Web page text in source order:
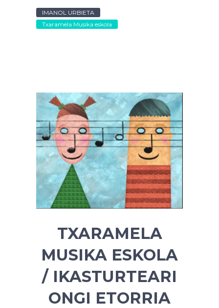
IMANOL URBIETA
Txaramela Musika eskola
TXARAMELA
MUSIKA ESKOLA
/ IKASTURTEARI
ONGI ETORRIA